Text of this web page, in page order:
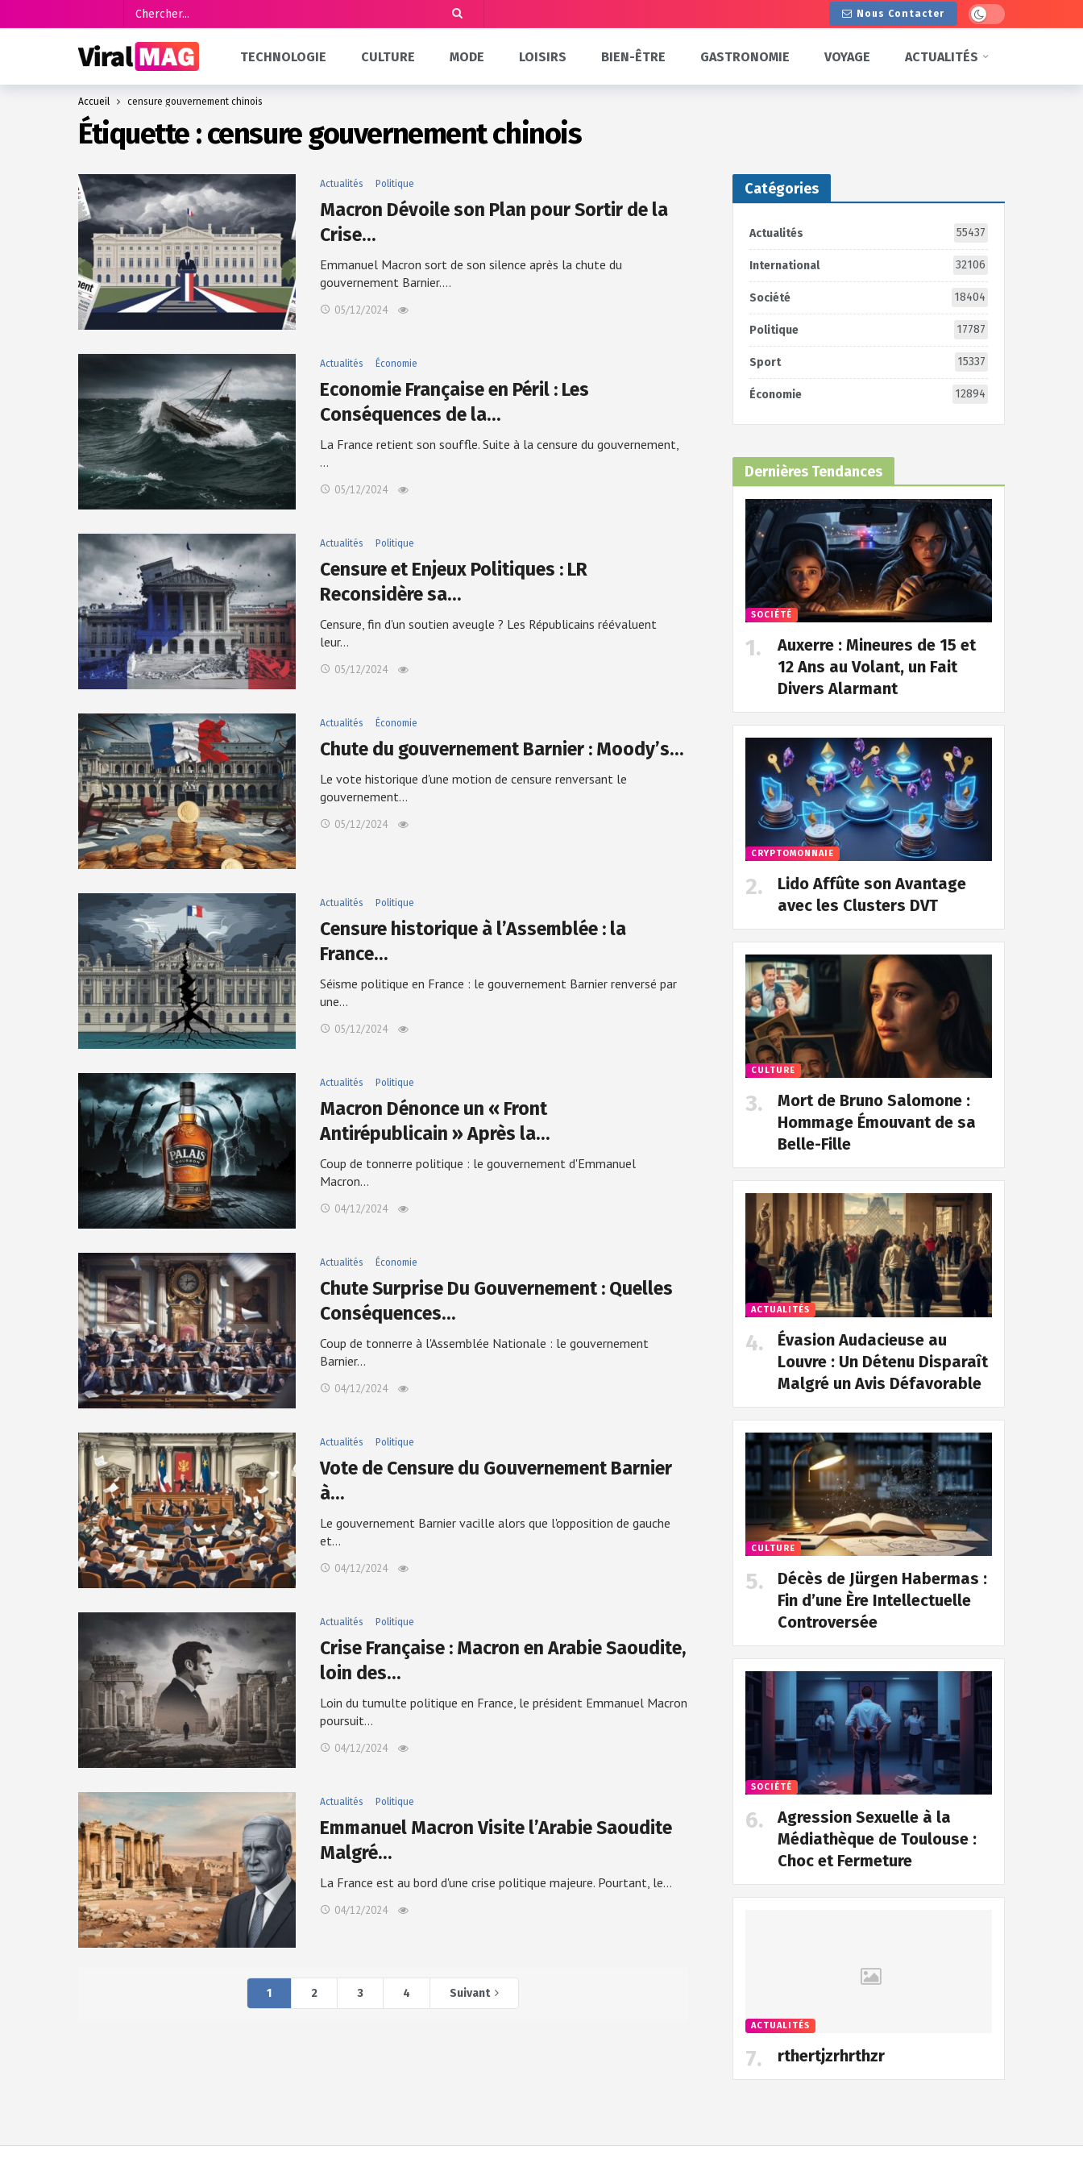
Nous Contacter Dark mode
TECHNOLOGIE CULTURE MODE LOISIRS BIEN-ÊTRE GASTRONOMIE VOYAGE ACTUALITÉS
Accueil censure gouvernement chinois
Étiquette :censure gouvernement chinois
Actualités Politique
Macron Dévoile son Plan pour Sortir de la
Crise…
Emmanuel Macron sort de son silence après la chute du
gouvernement Barnier.…
05/12/2024
Actualités Économie
Economie Française en Péril : Les
Conséquences de la…
La France retient son souffle. Suite à la censure du gouvernement,
…
05/12/2024
Actualités Politique
Censure et Enjeux Politiques : LR
Reconsidère sa…
Censure, fin d'un soutien aveugle ? Les Républicains réévaluent
leur…
05/12/2024
Actualités Économie
Chute du gouvernement Barnier : Moody’s…
Le vote historique d'une motion de censure renversant le
gouvernement…
05/12/2024
Actualités Politique
Censure historique à l’Assemblée : la
France…
Séisme politique en France : le gouvernement Barnier renversé par
une…
05/12/2024
Actualités Politique
Macron Dénonce un « Front
Antirépublicain » Après la…
Coup de tonnerre politique : le gouvernement d'Emmanuel
Macron…
04/12/2024
Actualités Économie
Chute Surprise Du Gouvernement : Quelles
Conséquences…
Coup de tonnerre à l'Assemblée Nationale : le gouvernement
Barnier…
04/12/2024
Actualités Politique
Vote de Censure du Gouvernement Barnier
à…
Le gouvernement Barnier vacille alors que l'opposition de gauche
et…
04/12/2024
Actualités Politique
Crise Française : Macron en Arabie Saoudite,
loin des…
Loin du tumulte politique en France, le président Emmanuel Macron
poursuit…
04/12/2024
Actualités Politique
Emmanuel Macron Visite l’Arabie Saoudite
Malgré…
La France est au bord d'une crise politique majeure. Pourtant, le…
04/12/2024
1 2 3 4 Suivant
Catégories
Actualités 55437
International 32106
Société 18404
Politique 17787
Sport 15337
Économie 12894
Dernières Tendances
SOCIÉTÉ
Auxerre : Mineures de 15 et
12 Ans au Volant, un Fait
Divers Alarmant
CRYPTOMONNAIE
Lido Affûte son Avantage
avec les Clusters DVT
CULTURE
Mort de Bruno Salomone :
Hommage Émouvant de sa
Belle-Fille
ACTUALITÉS
Évasion Audacieuse au
Louvre : Un Détenu Disparaît
Malgré un Avis Défavorable
CULTURE
Décès de Jürgen Habermas :
Fin d’une Ère Intellectuelle
Controversée
SOCIÉTÉ
Agression Sexuelle à la
Médiathèque de Toulouse :
Choc et Fermeture
ACTUALITÉS
rthertjzrhrthzr